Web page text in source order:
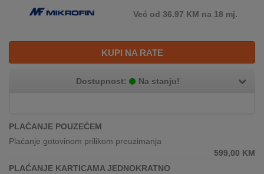
Već od 36.97 KM na 18 mj.
KUPI NA RATE
Dostupnost: Na stanju!
PLAĆANJE POUZEĆEM
Plaćanje gotovinom prilikom preuzimanja
599,00 KM
PLAĆANJE KARTICAMA JEDNOKRATNO